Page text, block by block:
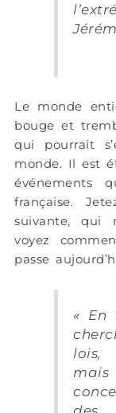
Le monde
bouge et
qui pourrait
monde. Il est
événements
française.
suivante, qui
voyez
passe
« En
lois,